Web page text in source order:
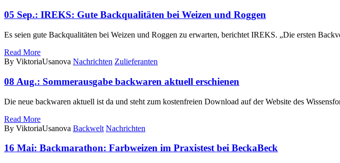
05 Sep.: IREKS: Gute Backqualitäten bei Weizen und Roggen
Es seien gute Backqualitäten bei Weizen und Roggen zu erwarten, berichtet IREKS. „Die ersten
Read More
By ViktoriaUsanova Nachrichten Zulieferanten
08 Aug.: Sommerausgabe backwaren aktuell erschienen
Die neue backwaren aktuell ist da und steht zum kostenfreien Download auf der Website des
Read More
By ViktoriaUsanova Backwelt Nachrichten
16 Mai: Backmarathon: Farbweizen im Praxistest bei BeckaBeck